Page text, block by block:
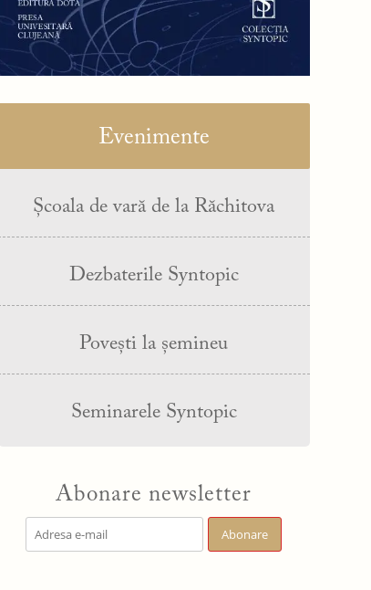
Evenimente
Școala de vară de la Răchitova
Dezbaterile Syntopic
Povești la șemineu
Seminarele Syntopic
Abonare newsletter